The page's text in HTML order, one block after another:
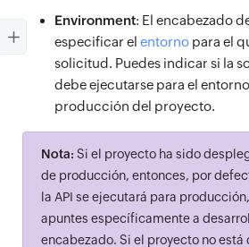
Environment: El encabezado
especificar el entorno para el
solicitud. Puedes indicar si la
debe ejecutarse para el
producción del proyecto.
Nota: Si el proyecto ha sido
de producción, entonces, por
la API se ejecutará para
apuntes específicamente a
encabezado. Si el proyecto no